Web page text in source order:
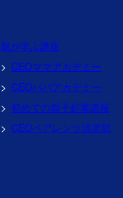
親が学ぶ講座
CEOママアカデミー
CEOパパアカデミー
初めての親子起業講座
CEOペアレンツ倶楽部